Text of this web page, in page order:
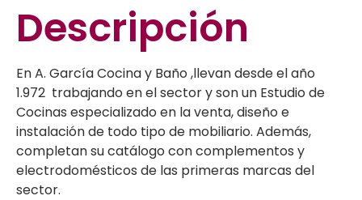
Descripción
En A. García Cocina y Baño ,llevan desde el año
1.972 trabajando en el sectory son un Estudio de
Cocinas especializado en la venta, diseño e
instalación de todo tipo de mobiliario. Además,
completan su catálogo con complementos y
electrodomésticos de las primeras marcas del
sector.